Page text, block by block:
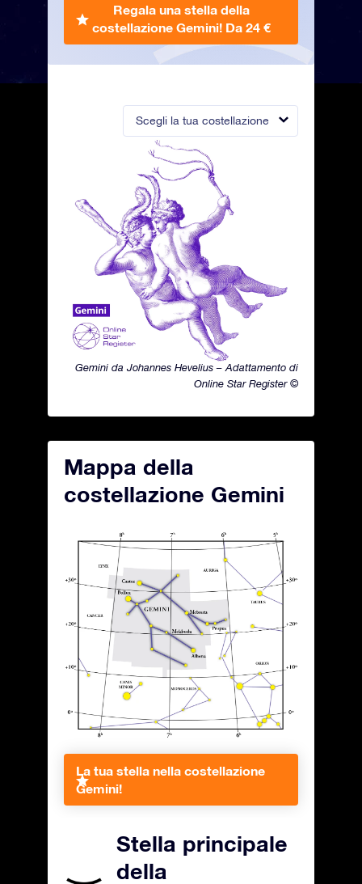
Scegli la tua costellazione
Gemini da Johannes Hevelius – Adattamento di
Online Star Register ©
Regala una stella della
costellazione Gemini! Da 24 €
Mappa della
costellazione Gemini
La tua stella nella costellazione
Gemini!
Stella principale
della